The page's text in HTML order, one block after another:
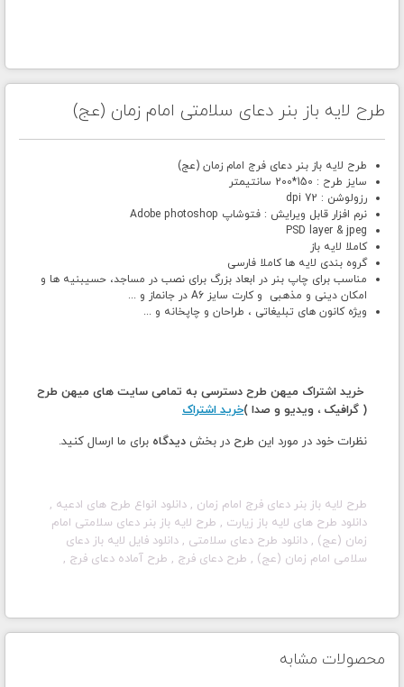
طرح لایه باز بنر دعای سلامتی امام زمان (عج)
طرح لایه باز بنر دعای فرج امام زمان (عج)
سایز طرح : 150*200 سانتیمتر
رزولوشن : 72 dpi
نرم افزار قابل ویرایش : فتوشاپ Adobe photoshop
PSD layer & jpeg
کاملا لایه باز
گروه بندی لایه ها کاملا فارسی
مناسب برای چاپ بنر در ابعاد بزرگ برای نصب در مساجد، حسیبنیه ها و
امکان دینی و مذهبی و کارت سایز A6 در جانماز و ...
ویژه کانون های تبلیغاتی ، طراحان و چاپخانه و ...
خرید اشتراک میهن طرح دسترسی به تمامی سایت های میهن طرح
( گرافیک ، ویدیو و صدا )خرید اشتراک
نظرات خود در مورد این طرح در بخش دیدگاه برای ما ارسال کنید.
طرح لایه باز بنر دعای فرج امام زمان , دانلود انواع طرح های ادعیه ,
دانلود طرح های لایه باز زیارت , طرح لایه باز بنر دعای سلامتی امام
زمان (عج) , دانلود طرح دعای سلامتی , دانلود فایل لایه باز دعای
سلامی امام زمان (عج) , طرح دعای فرج , طرح آماده دعای فرج ,
محصولات مشابه